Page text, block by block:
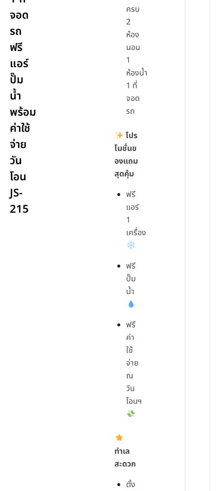
จอด
รถ
ฟรี
แอร์
ปั๊ม
น้ำ
พร้อม
ค่าใช้
จ่าย
วัน
โอน
JS-
215
ครบ
2
ห้อง
นอน
1
ห้องน้ำ
1 ที่
จอด
รถ
โปร
โมชั่นข
องแถม
สุดคุ้ม
ฟรี
แอร์
1
เครื่อง
ฟรี
ปั๊ม
น้ำ
ฟรี
ค่า
ใช้
จ่าย
ณ
วัน
โอนฯ
ทำเล
สะดวก
ตั้ง